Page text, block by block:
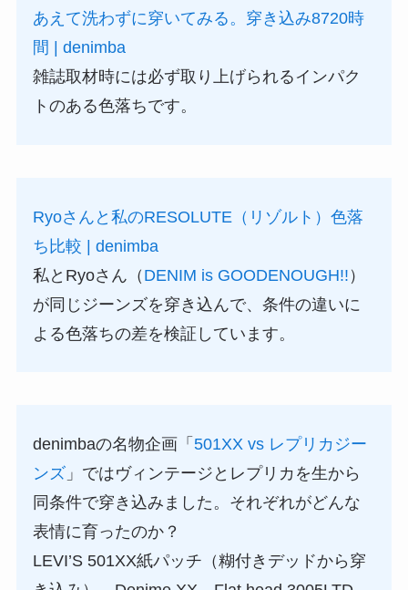
あえて洗わずに穿いてみる。穿き込み8720時
間 | denimba
雑誌取材時には必ず取り上げられるインパク
トのある色落ちです。
Ryoさんと私のRESOLUTE（リゾルト）色落
ち比較 | denimba
私とRyoさん（ DENIM is GOODENOUGH!! ）
が同じジーンズを穿き込んで、条件の違いに
よる色落ちの差を検証しています。
denimbaの名物企画「 501XX vs レプリカジー
ンズ」ではヴィンテージとレプリカを生から
同条件で穿き込みました。それぞれがどんな
表情に育ったのか？
LEVI’S 501XX紙パッチ（糊付きデッドから穿